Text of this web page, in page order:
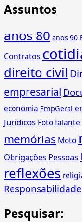
Assuntos
anos 80 anos 90
Contratos
direito civil
empresarial
economia EmpGeral
Jurídicos Foto falante
memórias Moto
Obrigações Pessoas
reflexões
Pesquisar: